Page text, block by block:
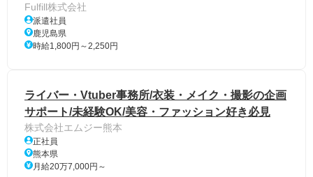
Fulfill株式会社
派遣社員
鹿児島県
時給1,800円～2,250円
ライバー・Vtuber事務所/衣装・メイク・撮影の企画
サポート/未経験OK/美容・ファッション好き必見
株式会社エムジー熊本
正社員
熊本県
月給20万7,000円～